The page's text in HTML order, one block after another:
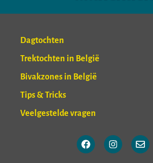
Dagtochten
Trektochten in België
Bivakzones in België
Tips & Tricks
Veelgestelde vragen